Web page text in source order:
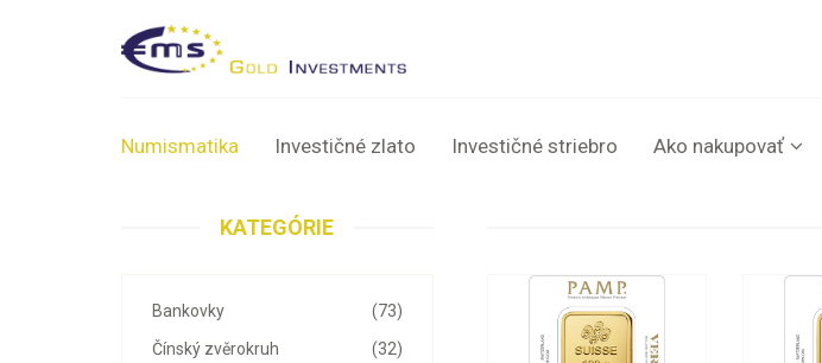
Numismatika Investičné zlato Investičné striebro Ako nakupovať
KATEGÓRIE
(73)
Bankovky
(32)
Čínský zvěrokruh